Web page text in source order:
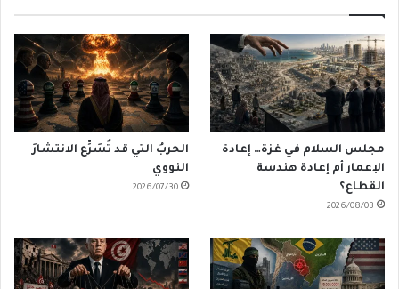
مجلس السلام في غزة… إعادة
الإعمار أم إعادة هندسة
القطاع؟
2026/08/03
الحربُ التي قد تُسَرِّع الانتشارَ
النووي
2026/07/30